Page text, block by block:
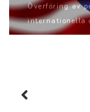
Överföring av
internationella